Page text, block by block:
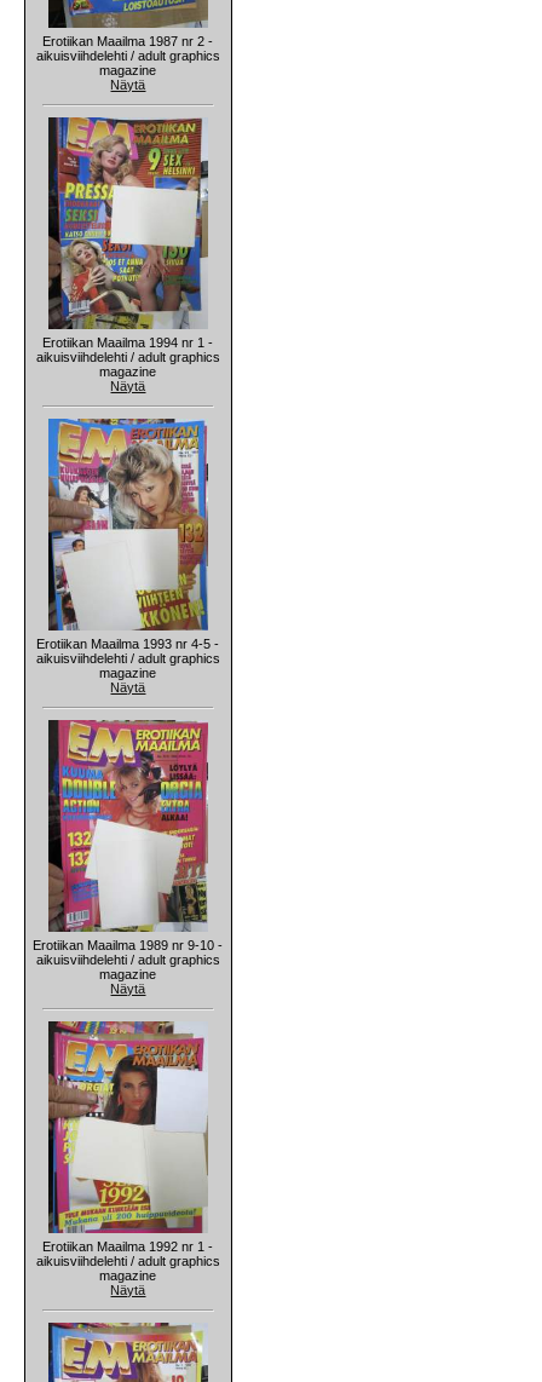
Erotiikan Maailma 1987 nr 2 -
aikuisviihdelehti / adult graphics
magazine
Näytä
Erotiikan Maailma 1994 nr 1 -
aikuisviihdelehti / adult graphics
magazine
Näytä
Erotiikan Maailma 1993 nr 4-5 -
aikuisviihdelehti / adult graphics
magazine
Näytä
Erotiikan Maailma 1989 nr 9-10 -
aikuisviihdelehti / adult graphics
magazine
Näytä
Erotiikan Maailma 1992 nr 1 -
aikuisviihdelehti / adult graphics
magazine
Näytä